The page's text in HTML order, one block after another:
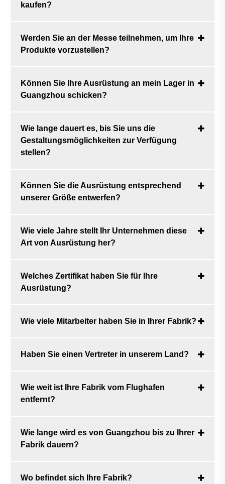
kaufen?
Werden Sie an der Messe teilnehmen, um Ihre
Produkte vorzustellen?
Können Sie Ihre Ausrüstung an mein Lager in
Guangzhou schicken?
Wie lange dauert es, bis Sie uns die
Gestaltungsmöglichkeiten zur Verfügung
stellen?
Können Sie die Ausrüstung entsprechend
unserer Größe entwerfen?
Wie viele Jahre stellt Ihr Unternehmen diese
Art von Ausrüstung her?
Welches Zertifikat haben Sie für Ihre
Ausrüstung?
Wie viele Mitarbeiter haben Sie in Ihrer Fabrik?
Haben Sie einen Vertreter in unserem Land?
Wie weit ist Ihre Fabrik vom Flughafen
entfernt?
Wie lange wird es von Guangzhou bis zu Ihrer
Fabrik dauern?
Wo befindet sich Ihre Fabrik?